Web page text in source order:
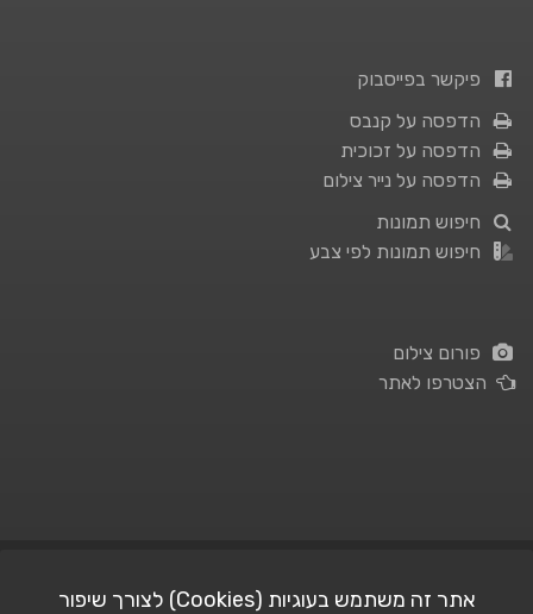
פיקשר בפייסבוק
הדפסה על קנבס
הדפסה על זכוכית
הדפסה על נייר צילום
חיפוש תמונות
חיפוש תמונות לפי צבע
פורום צילום
הצטרפו לאתר
אתר זה משתמש בעוגיות (Cookies) לצורך שיפור